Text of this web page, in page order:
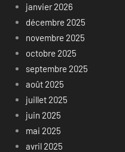
janvier 2026
décembre 2025
novembre 2025
octobre 2025
septembre 2025
août 2025
juillet 2025
juin 2025
mai 2025
avril 2025